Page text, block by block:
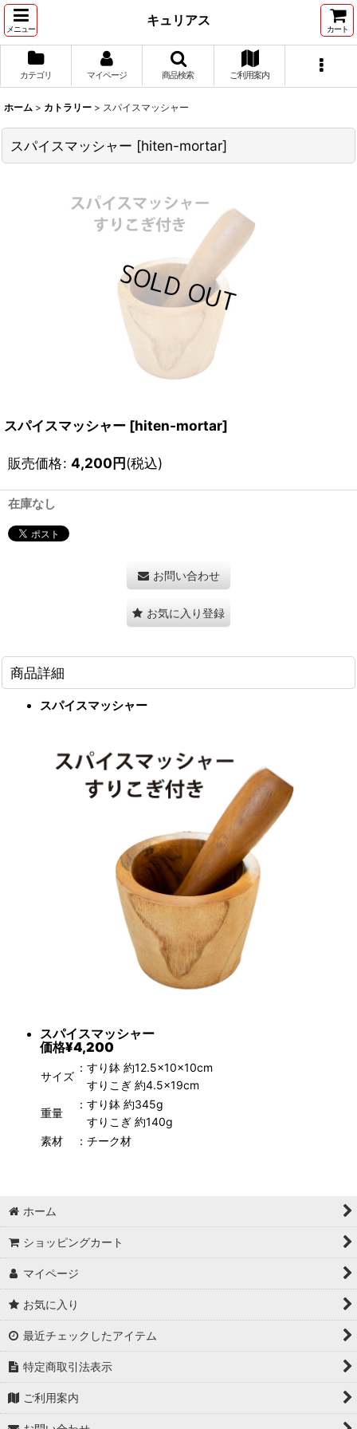
メニュー
キュリアス
カート
カテゴリ マイページ 商品検索 ご利用案内
ホーム > カトラリー > スパイスマッシャー
スパイスマッシャー [hiten-mortar]
スパイスマッシャー [hiten-mortar]
販売価格: 4,200円(税込)
在庫なし
お問い合わせ
お気に入り登録
商品詳細
スパイスマッシャー
スパイスマッシャー
価格¥4,200
サイズ
：すり鉢 約12.5×10×10cm
すりこぎ 約4.5×19cm
重量
：すり鉢 約345g
すりこぎ 約140g
素材
：チーク材
ホーム
ショッピングカート
マイページ
お気に入り
最近チェックしたアイテム
特定商取引法表示
ご利用案内